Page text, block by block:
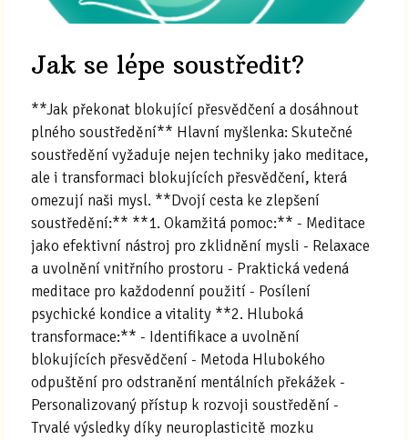
Jak se lépe soustředit?
**Jak překonat blokující přesvědčení a dosáhnout
plného soustředění** Hlavní myšlenka: Skutečné
soustředění vyžaduje nejen techniky jako meditace,
ale i transformaci blokujících přesvědčení, která
omezují naši mysl. **Dvojí cesta ke zlepšení
soustředění:** **1. Okamžitá pomoc:** - Meditace
jako efektivní nástroj pro zklidnění mysli - Relaxace
a uvolnění vnitřního prostoru - Praktická vedená
meditace pro každodenní použití - Posílení
psychické kondice a vitality **2. Hluboká
transformace:** - Identifikace a uvolnění
blokujících přesvědčení - Metoda Hlubokého
odpuštění pro odstranění mentálních překážek -
Personalizovaný přístup k rozvoji soustředění -
Trvalé výsledky díky neuroplasticitě mozku